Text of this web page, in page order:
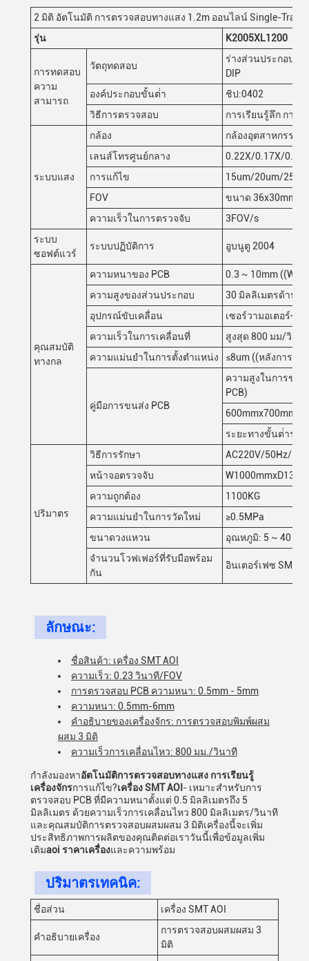
2 มิติ อัตโนมัติ การตรวจสอบทางแสง 1.2m ออนไลน์ Single-Track
รุ่น
K2005XL1200
การทดสอบ
ความ
สามารถ
วัตถุทดสอบ
ร่างส่วนประกอบ
DIP
องค์ประกอบขั้นต่ํา
ชิป:0402
วิธีการตรวจสอบ
การเรียนรู้ลึก การ
ระบบแสง
กล้อง
กล้องอุตสาหกรรมสี
เลนส์โทรศูนย์กลาง
0.22X/0.17X/
การแก้ไข
15um/20um/25
FOV
ขนาด 36x30mm/
ความเร็วในการตรวจจับ
3FOV/s
ระบบ
ซอฟต์แวร์
ระบบปฏิบัติการ อูบนูตู 2004
คุณสมบัติ
ทางกล
ความหนาของ PCB
0.3 ~ 10mm
ความสูงของส่วนประกอบ
30 มิลลิเมตรด้านบ
อุปกรณ์ขับเคลื่อน
เซอร์วามอเตอร์+ส
ความเร็วในการเคลื่อนที่
สูงสุด 800 มม/วินา
ความแม่นยําในการตั้งตําแหน่ง
≤8um ((หลังการป
คู่มือการขนส่ง PCB
ความสูงในการขน
PCB)
600mmx700mm
ระยะทางขั้นต่ําระห
ปริมาตร
วิธีการรักษา
AC220V/50Hz/
หน้าจอตรวจจับ
ความถูกต้อง
1100KG
ความแม่นยําในการวัดใหม่
≥0.5MPa
ขนาดวงแหวน
อุณหภูมิ: 5 ~ 40 °
จํานวนโวฟเฟอร์ที่รับมือพร้อม
กัน
อินเตอร์เฟซ
ลักษณะ:
ชื่อสินค้า: เครื่อง SMT AOI
ความเร็ว: 0.23 วินาที/FOV
การตรวจสอบ PCB ความหนา: 0.5mm - 5mm
ความหนา: 0.5mm-6mm
คําอธิบายของเครื่องจักร: การตรวจสอบพิมพ์ผสม
ผสม 3 มิติ
ความเร็วการเคลื่อนไหว: 800 มม./วินาที
กําลังมองหาอัตโนมัติการตรวจสอบทางแสง การเรียนรู้
เครื่องจักรการแก้ไข?เครื่อง SMT AOI - เหมาะสําหรับการ
ตรวจสอบ PCB ที่มีความหนาตั้งแต่ 0.5 มิลลิเมตรถึง 5
มิลลิเมตร ด้วยความเร็วการเคลื่อนไหว 800 มิลลิเมตร/วินาที
และคุณสมบัติการตรวจสอบผสมผสม 3 มิติเครื่องนี้จะเพิ่ม
ประสิทธิภาพการผลิตของคุณติดต่อเราวันนี้เพื่อข้อมูลเพิ่ม
เติมaoi ราคาเครื่องและความพร้อม
ปริมาตรเทคนิค:
ชื่อส่วน เครื่อง SMT AOI
คําอธิบายเครื่อง
การตรวจสอบผสมผสม 3
มิติ